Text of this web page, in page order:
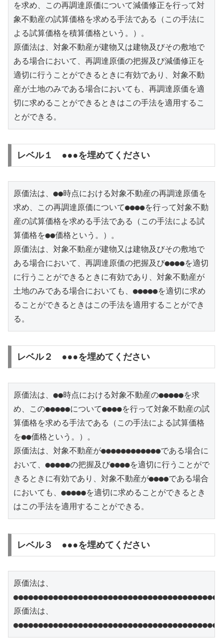
を求め、この再調達原価について減価修正を行って対
象不動産の試算価格を求める手法である（この手法に
よる試算価格を積算価格という。）。
原価法は、対象不動産が建物又は建物及びその敷地で
ある場合において、再調達原価の把握及び減価修正を
適切に行うことができるときに有効であり、対象不動
産が土地のみである場合においても、再調達原価を適
切に求めることができるときはこの手法を適用するこ
とができる。
レベル１ ●●●を埋めてください
原価法は、●●時点における対象不動産の再調達原価を
求め、この再調達原価について●●●●を行って対象不動
産の試算価格を求める手法である（この手法による試
算価格を●●価格という。）。
原価法は、対象不動産が建物又は建物及びその敷地で
ある場合において、再調達原価の把握及び●●●●を適切
に行うことができるときに有効であり、対象不動産が
土地のみである場合においても、●●●●●を適切に求め
ることができるときはこの手法を適用することができ
る。
レベル２ ●●●を埋めてください
原価法は、●●時点における対象不動産の●●●●●を求
め、この●●●●●について●●●●を行って対象不動産の試
算価格を求める手法である（この手法による試算価格
を●●価格という。）。
原価法は、対象不動産が●●●●●●●●●●●●である場合に
おいて、●●●●●の把握及び●●●●を適切に行うことがで
きるときに有効であり、対象不動産が●●●●である場合
においても、●●●●●を適切に求めることができるとき
はこの手法を適用することができる。
レベル３ ●●●を埋めてください
原価法は、
原価法は、